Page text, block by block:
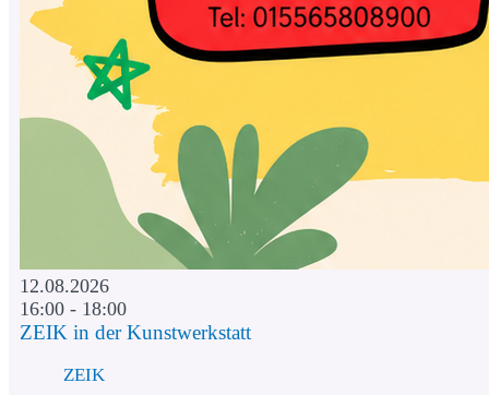
12.08.2026
16:00 - 18:00
ZEIK in der Kunstwerkstatt
ZEIK